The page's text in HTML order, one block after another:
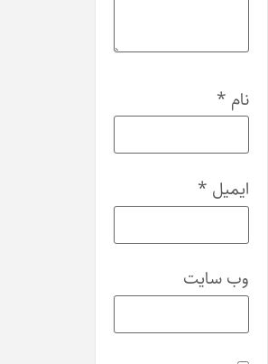
نام *
ایمیل *
وب‌ سایت